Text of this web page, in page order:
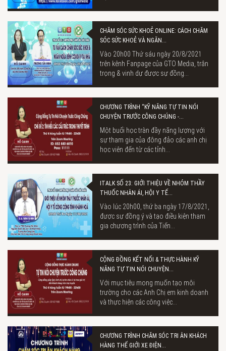
CHĂM SÓC SỨC KHOẺ ONLINE: CÁCH CHĂM
SÓC SỨC KHOẺ VÀ NGĂN...
Vào 20h00 Thứ sáu ngày 20/8/2021
trên kênh Fanpage của GTO Media, trân
trọng & vinh dự được sự đồng...
CHƯƠNG TRÌNH “KỸ NĂNG TỰ TIN NÓI
CHUYỆN TRƯỚC CÔNG CHÚNG -...
Một buổi học tràn đầy năng lượng với
sự tham gia của đông đảo các anh chị
học viên đến từ các tỉnh...
ITALK SỐ 23: GIỚI THIỆU VỀ NHÓM THẦY
THUỐC NHÂN ÁI, HỘI Y TẾ...
Vào lúc 20h00, thứ ba ngày 17/8/2021,
được sự đồng ý và tạo điều kiện tham
gia chương trình của Tiến...
CỘNG ĐỒNG KẾT NỐI & THỰC HÀNH KỸ
NĂNG TỰ TIN NÓI CHUYỆN...
Với mục tiêu mong muốn tạo môi
trường cho các Anh Chị em kinh doanh
và thực hiện các công việc...
CHƯƠNG TRÌNH CHĂM SÓC TRI ÂN KHÁCH
HÀNG THẾ GIỚI XE ĐIỆN...